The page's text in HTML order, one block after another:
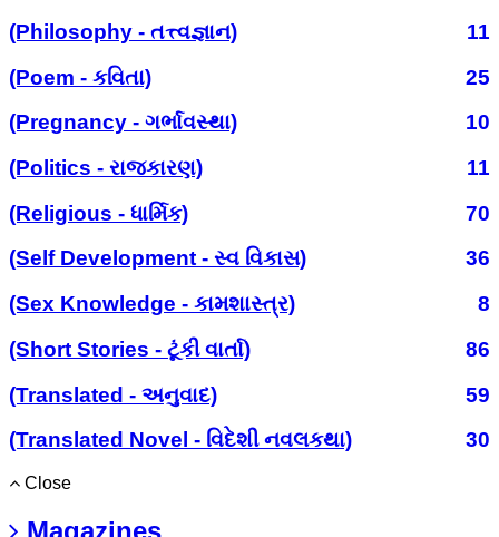
(Philosophy - તત્ત્વજ્ઞાન)
11
(Poem - કવિતા)
25
(Pregnancy - ગર્ભાવસ્થા)
10
(Politics - રાજકારણ)
11
(Religious - ધાર્મિક)
70
(Self Development - સ્વ વિકાસ)
36
(Sex Knowledge - કામશાસ્ત્ર)
8
(Short Stories - ટૂંકી વાર્તા)
86
(Translated - અનુવાદ)
59
(Translated Novel - વિદેશી નવલકથા)
30
Close
Magazines